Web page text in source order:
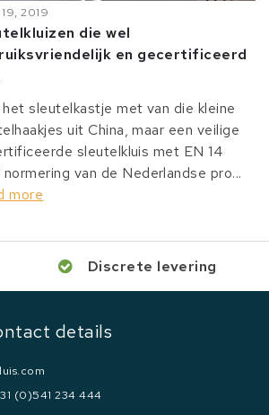
2019
die wel
en gecertificeerd
sleutelkastje met van die kleine
uit China, maar een veilige
sleutelkluis met EN 14
van de Nederlandse pro...
more
Discrete levering
details
(0)541 234 444